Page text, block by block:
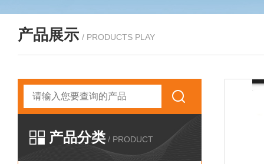
产品展示 / PRODUCTS PLAY
产品分类 / PRODUCT